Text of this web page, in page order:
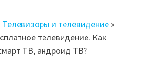
и телевидение»
телевидение. Как
ТВ, андроид ТВ?